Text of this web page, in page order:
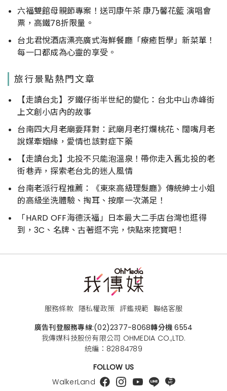
六福雙館母親節專案！送司康午茶 康乃馨花籃 演唱會
票，高鐵78折限量。
台北君悅酒店漂亮廣式海鮮餐廳「療癒哲學」新菜單！
每一口都成為心靈的享受。
旅行景點熱門文章
【走讀台北】歹鐵仔街半世紀的變化：台北中山赤峰街
上文創小店內的故事
台南四大月老廟要拜對：武廟月老打爛桃花、闊嘴月老
說媒牽姻緣，愛情也該對症下藥
【走讀台北】北投不只能泡溫泉！帶你走入舊北投的老
街巷弄，探索老台北的迷人風情
台南老派行程推薦：《東來高級理髮廳》傳統紳士小姐
的高級坐洗體驗、掏耳、按摩一次滿足！
「HARD OFF海德沃福」日本最大二手店台灣也逛得
到，3C、名牌、古著逛不完，快點來挖寶吧！
服務條款 隱私權政策 評鑑規範 聯絡客服
廣告刊登服務專線:(02)2377-8068轉分機 6554
我傳媒科技股份有限公司 OHMEDIA CO.,LTD.
統編：82884789
FOLLOW US
WalkerLand